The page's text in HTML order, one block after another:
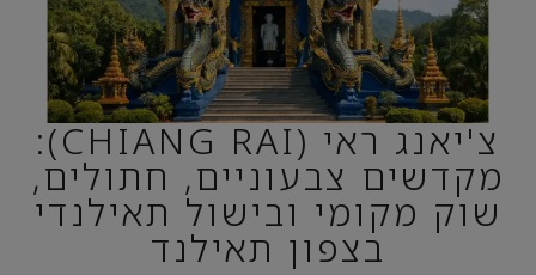
צ'יאנג ראי (CHIANG RAI):
מקדשים צבעוניים, חתולים,
שוק מקומי ובישול תאילנדי
בצפון תאילנד